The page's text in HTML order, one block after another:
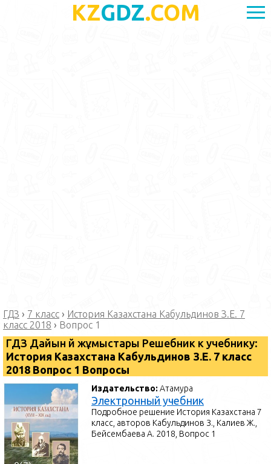
KZGDZ.COM
ГДЗ › 7 класс › История Казахстана Кабульдинов З.Е. 7
класс 2018 › Вопрос 1
ГДЗ Дайын үй жұмыстары Решебник к учебнику:
История Казахстана Кабульдинов З.Е. 7 класс
2018 Вопрос 1 Вопросы
Издательство:Атамура
Электронный учебник
Подробное решение История Казахстана 7
класс, авторов Кабульдинов З., Калиев Ж.,
Бейсембаева А. 2018, Вопрос 1